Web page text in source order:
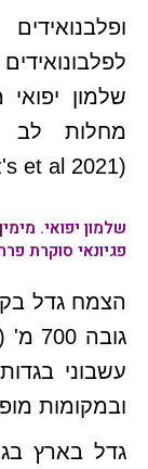
שלמון
מחלות לב
(Chrząszcz's et al 2021).
שלמון יפואי.
פגיונאי סוקרת
הצמח גדל
עשבוני
ובמקומות
גדל בארץ